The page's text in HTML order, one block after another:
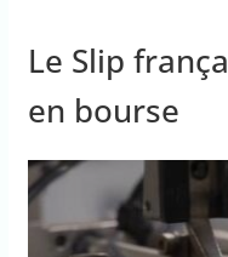
Le Slip
en bourse